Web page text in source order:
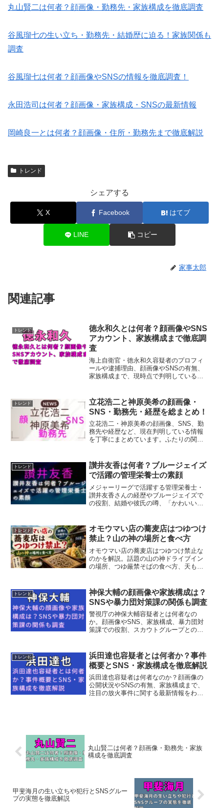
丸山賢二は何者？顔画像・勤務先・家族構成を徹底調査
谷風瑠七の生い立ち・勤務先・結婚歴に迫る！家族関係も
調査
谷風瑠七は何者？顔画像やSNSの情報を徹底調査！
永田浩司は何者？顔画像・家族構成・SNSの最新情報
岡崎良一とは何者？顔画像・住所・勤務先まで徹底解説
トレンド
シェアする
X Facebook はてブ
LINE コピー
家事太郎
関連記事
トレンド
徳永和久とは何者？顔画像やSNS
アカウント、家族構成まで徹底調
査
海上自衛官・徳永和久容疑者のプロフィ
ールや逮捕理由、顔画像やSNSの有無、
家族構成まで、現時点で判明している情
トレンド
立花浩二と神原美希の顔画像・
SNS・勤務先・経歴を総まとめ！
立花浩二・神原美希の顔画像、SNS、勤
務先や経歴など、現在判明している情報
を丁寧にまとめています。ふたりの関係
トレンド
讃井友香は何者？ブルージェイズ
で活躍の管理栄養士の素顔
メジャーリーグで活躍する管理栄養士・
讃井友香さんの経歴やブルージェイズで
の役割、結婚や彼氏の噂、「かわいい」
トレンド
オモウマい店の蕎麦店はつゆつけ
禁止？山の神の場所と食べ方
オモウマい店の蕎麦店はつゆつけ禁止な
のかを解説。話題の山の神ドライブイン
の場所、つゆ厳禁そばの食べ方、天もり
い店の蕎麦店でつゆつけ禁止とされる理
由も分かり、初めてでも安心して訪れる
準備ができます。
トレンド
神保大輔の顔画像や家族構成は？
SNSや暴力団対策課の関係も調査
警視庁の神保大輔容疑者とは何者なの
か。顔画像やSNS、家族構成、暴力団対
策課での役割、スカウトグループとの関
トレンド
浜田達也容疑者とは何者か？事件
概要とSNS・家族構成を徹底解説
浜田達也容疑者は何者なのか？顔画像の
公開状況やSNSの有無、家族構成まで、
注目の放火事件に関する最新情報をわか
丸山賢二は何者？顔画像・勤務先・家族
構成を徹底調査
甲斐海月の生い立ちや犯行とSNSグルー
プの実態を徹底解説